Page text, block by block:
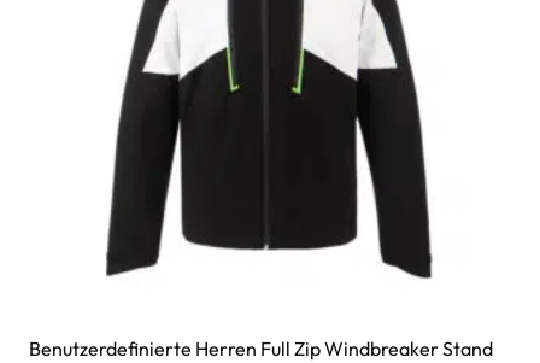
Benutzerdefinierte Herren Full Zip Windbreaker Stand